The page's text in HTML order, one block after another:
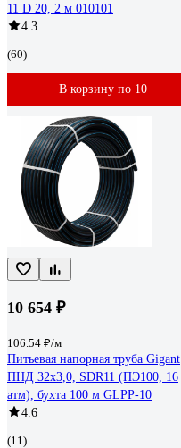
11 D 20, 2 м 010101
4.3
(60)
В корзину по 10
10 654 ₽
106.54 ₽/м
Питьевая напорная труба Gigant
ПНД 32х3,0, SDR11 (ПЭ100, 16
атм), бухта 100 м GLPP-10
4.6
(11)